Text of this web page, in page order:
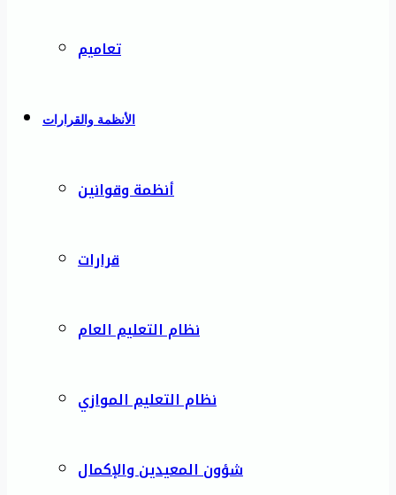
تعاميم
الأنظمة والقرارات
أنظمة وقوانين
قرارات
نظام التعليم العام
نظام التعليم الموازي
شؤون المعيدين والإكمال